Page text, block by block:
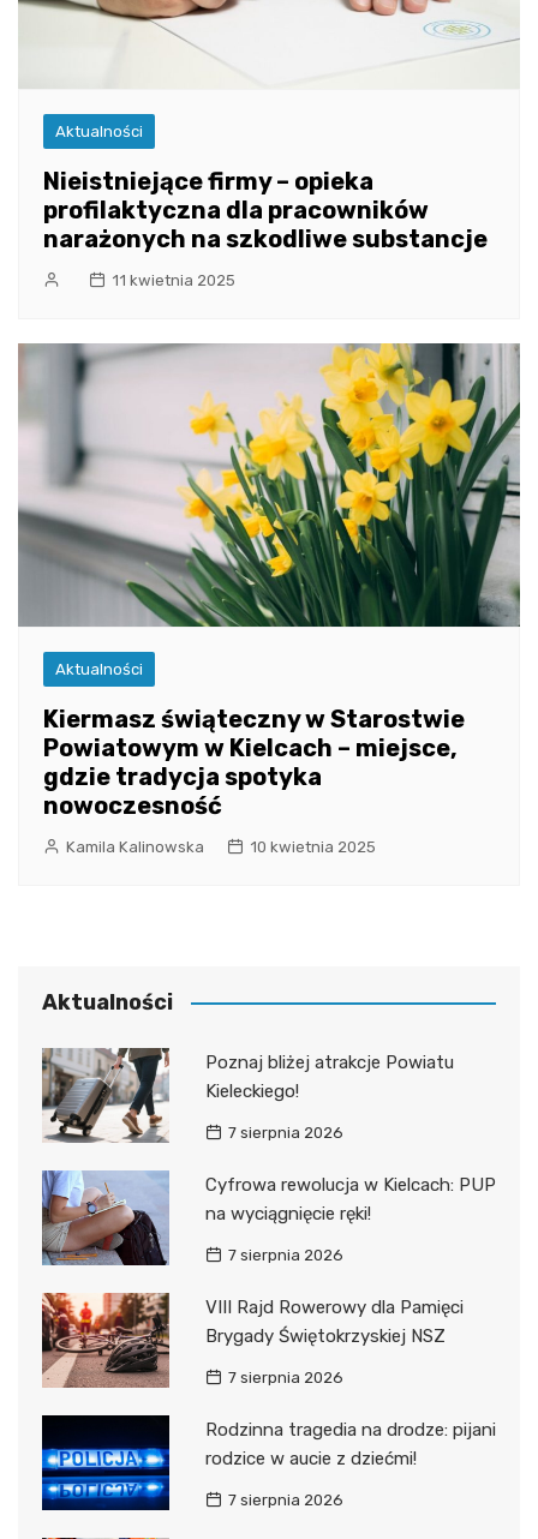
Aktualności
Nieistniejące firmy – opieka
profilaktyczna dla pracowników
narażonych na szkodliwe substancje
11 kwietnia 2025
Aktualności
Kiermasz świąteczny w Starostwie
Powiatowym w Kielcach – miejsce,
gdzie tradycja spotyka
nowoczesność
Kamila Kalinowska 10 kwietnia 2025
Aktualności
Poznaj bliżej atrakcje Powiatu
Kieleckiego!
7 sierpnia 2026
Cyfrowa rewolucja w Kielcach: PUP
na wyciągnięcie ręki!
7 sierpnia 2026
VIII Rajd Rowerowy dla Pamięci
Brygady Świętokrzyskiej NSZ
7 sierpnia 2026
Rodzinna tragedia na drodze: pijani
rodzice w aucie z dziećmi!
7 sierpnia 2026